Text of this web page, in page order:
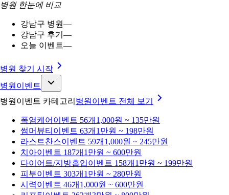
병원 한눈에 비교
강남구 병원—
강남구 후기 —
오늘 이벤트—
병원 찾기 시작
병원이벤트
병원이벤트 카테고리 병원이벤트 전체 보기
폭염케어 이벤트 56개 1,000원 ~ 135만원
썸머뷰티 이벤트 63개 1만원 ~ 198만원
라스트찬스이벤트 59개 1,000원 ~ 245만원
치아이벤트 187개 1만원 ~ 600만원
다이어트/지방흡입이벤트 158개 1만원 ~ 199만원
피부이벤트 303개 1만원 ~ 280만원
시력이벤트 46개 1,000원 ~ 600만원